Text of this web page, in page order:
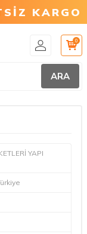
KARGO
ARA
0
YAPI